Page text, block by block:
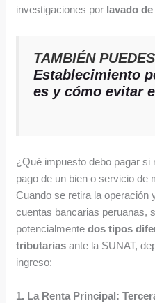
investigaciones por lavado
TAMBIÉN
Establecimiento
es y cómo evitar
¿Qué impuesto debo pagar
pago de un bien o servicio de
Cuando se retira la operación
cuentas bancarias peruanas,
potencialmentedos tipos
tributarias ante la SUNAT,
ingreso:
1. La Renta Principal: